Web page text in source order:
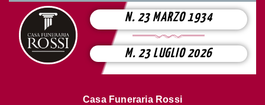
N. 23 MARZO 1934
M. 23 LUGLIO 2026
Casa Funeraria Rossi